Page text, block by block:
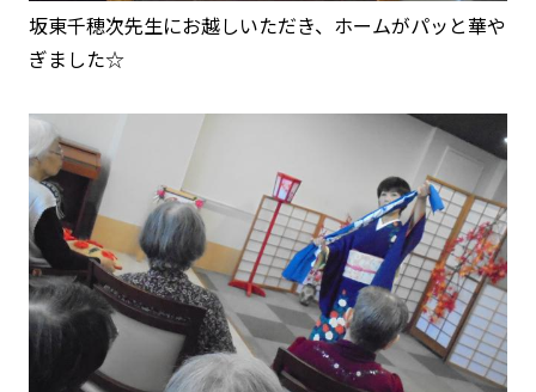
坂東千穂次先生にお越しいただき、ホームがパッと華や
ぎました☆